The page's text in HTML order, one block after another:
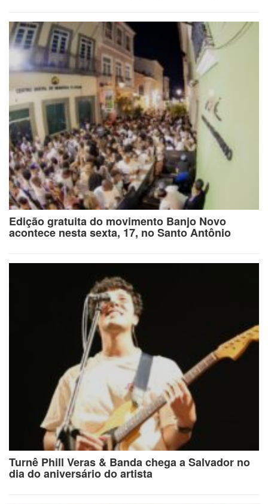
Edição gratuita do movimento Banjo Novo
acontece nesta sexta, 17, no Santo Antônio
Turnê Phill Veras & Banda chega a Salvador no
dia do aniversário do artista